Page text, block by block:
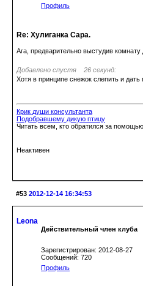
Профиль
Re: Хулиганка Сара.
Ага, предварительно выстудив
Добавлено спустя 26 секунд:
Хотя в принципе снежок слепить и дать
Крик души консультанта
Подобравшему дикую птицу
Читать всем, кто обратился за
Неактивен
#53 2012-12-14 16:34:53
Leona
Действительный член клуба
Зарегистрирован: 2012-08-27
Сообщений: 720
Профиль